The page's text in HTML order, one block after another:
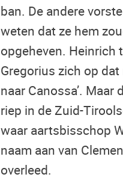
ban. De andere
weten dat ze hem
opgeheven. Heinrich
Gregorius zich op
naar Canossa’.
riep in de Zuid-
waar aartsbisschop
naam aan van
overleed.